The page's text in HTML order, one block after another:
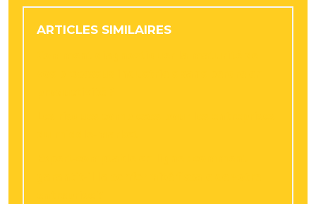
ARTICLES SIMILAIRES